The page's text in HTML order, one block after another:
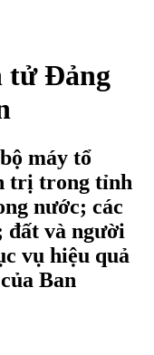
tử Đảng
máy tổ
trị trong tỉnh
nước; các
đất và người
vụ hiệu quả
Ban